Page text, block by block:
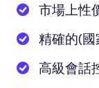
市場上性
精確的(
高級會話